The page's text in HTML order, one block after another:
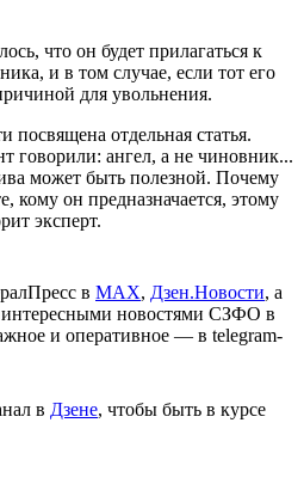
что он будет прилагаться к
и в том случае, если тот его
для увольнения.
посвящена отдельная статья.
говорили: ангел, а не чиновник...
может быть полезной. Почему
кому он предназначается, этому
эксперт.
в МАХ, Дзен.Новости, а
интересными новостями СЗФО в
и оперативное — в telegram-
в Дзене, чтобы быть в курсе